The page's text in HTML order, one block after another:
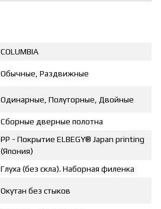
COLUMBIA
Обычные, Раздвижные
Одинарные, Полуторные, Двойные
Сборные дверные полотна
PP - Покрытие ELBEGY® Japan printing
(Япония)
Глуха (без скла). Наборная филенка
Окутан без стыков